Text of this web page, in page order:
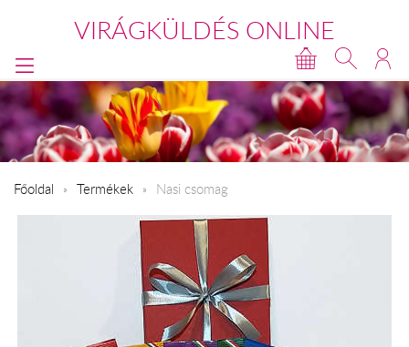
VIRÁGKÜLDÉS ONLINE
Főoldal Termékek Nasi csomag